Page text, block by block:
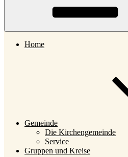
Home
Gemeinde
Die Kirchengemeinde
Service
Gruppen und Kreise